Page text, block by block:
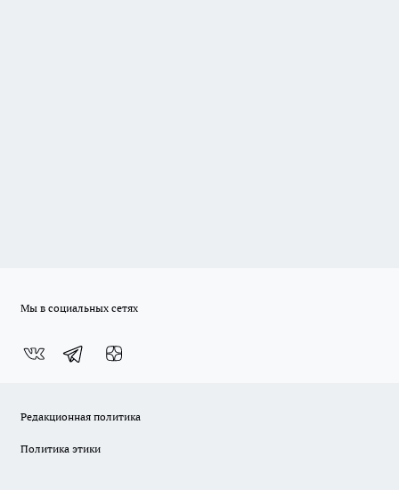
Мы в социальных сетях
Редакционная политика
Политика этики